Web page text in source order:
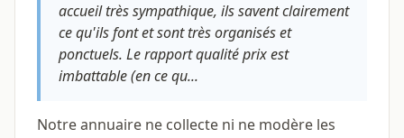
accueil très sympathique, ils savent clairement
ce qu'ils font et sont très organisés et
ponctuels. Le rapport qualité prix est
imbattable (en ce qu...
Notre annuaire ne collecte ni ne modère les